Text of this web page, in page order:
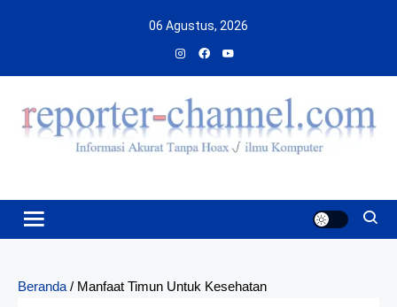
06 Agustus, 2026
Beranda / Manfaat Timun Untuk Kesehatan